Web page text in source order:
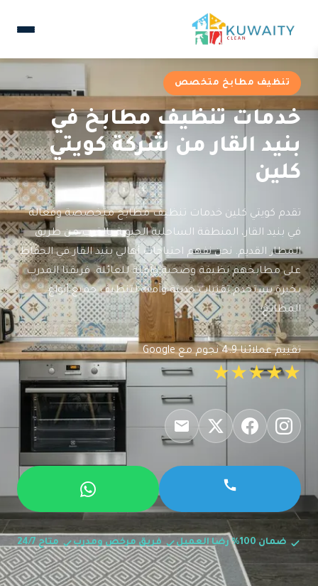
تنظيف مطابخ متخصص
خدمات تنظيف مطابخ في
بنيد القار من شركة كويتي
كلين
تقدم كويتي كلين خدمات تنظيف مطابخ متخصصة وفعالة
في بنيد القار، المنطقة الساحلية الحيوية بالقرب من طريق
المطار القديم. نحن نفهم احتياجات أهالي بنيد القار في الحفاظ
على مطابخهم نظيفة وصحية وآمنة للعائلة. فريقنا المدرب
بخبرة يستخدم تقنيات حديثة وآمنة لتنظيف جميع أنواع
المطابخ.
تقييم عملائنا 4.9 نجوم مع Google
★★★★★
ضمان 100% رضا العميل فريق مرخص ومدرب متاح 24/7